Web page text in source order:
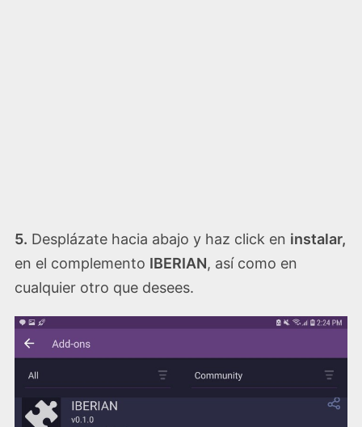
5. Desplázate hacia abajo y haz click en instalar,
en el complemento IBERIAN, así como en
cualquier otro que desees.